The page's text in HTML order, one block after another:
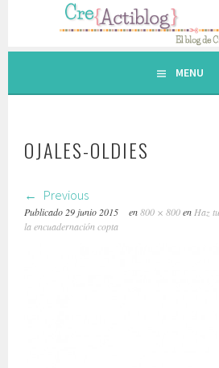
contenido.
MENU
OJALES-OLDIES
Previous
Publicado 29 junio 2015 en800 × 800en Haz
la encuadernación copta